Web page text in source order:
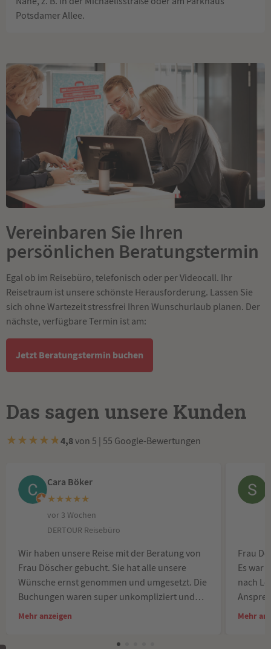
Potsdamer Allee.
Vereinbaren Sie Ihren
persönlichen Beratungstermin
Egal ob im Reisebüro, telefonisch oder per Videocall. Ihr
Reisetraum ist unsere schönste Herausforderung. Lassen Sie
sich ohne Wartezeit stressfrei Ihren Wunschurlaub planen. Der
nächste, verfügbare Termin ist am:
Jetzt Beratungstermin buchen
Das sagen unsere Kunden
★★★★★4,8von 5 | 55 Google-Bewertungen
Cara Böker
★★★★★
vor 3 Wochen
DERTOUR Reisebüro
Wir haben unsere Reise mit der Beratung von
Frau Döscher gebucht. Sie hat alle unsere
Wünsche ernst genommen und umgesetzt. Die
Buchungen waren super unkompliziert und
die Reise dadurch sehr entspannt. Immer
Mehr anzeigen
Frau
Es war
nach
Mehr